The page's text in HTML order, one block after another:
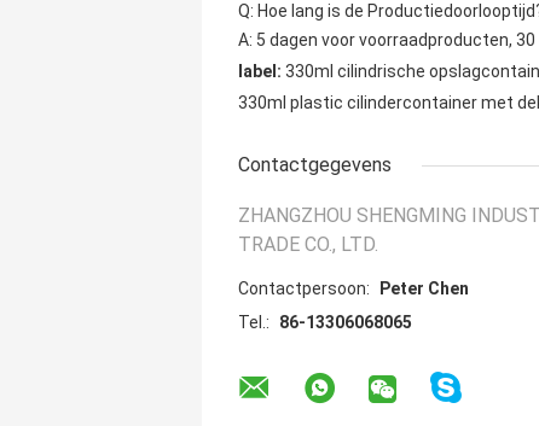
Q: Hoe lang is de
A: 5 dagen voor voorraadproducten,
label: 330ml cilindrische
330ml plastic cilindercontainer met
Contactgegevens
ZHANGZHOU SHENGMING
TRADE CO., LTD.
Contactpersoon:
Peter Chen
Tel.:
86-13306068065